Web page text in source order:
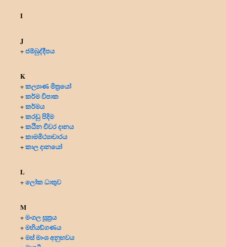
I
J
+ජම්බුද්දීපය
K
+කල්‍යාණ මිත්‍රයෝ
+කර්ම විපාක
+කර්මය
+කරඩු පිදිම
+කඨින චීවර දානය
+කාමමිථ්‍යාචාරය
+කාල දානයෝ
L
+ලෝක ධාතුව
M
+මංගල සූත්‍රය
+මහියඞ්ගණය
+මස් මාංශ අනුභවය